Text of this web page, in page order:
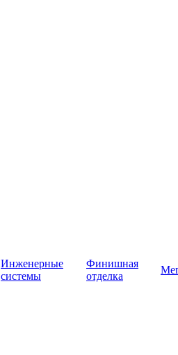
Инженерные
системы
Финишная
отделка